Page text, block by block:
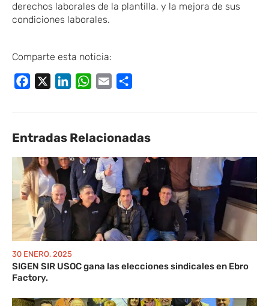
derechos laborales de ​ la plantilla, y la mejora de sus
condiciones laborales.
Comparte esta noticia:
Facebook LinkedInWhatsApp
Email
Entradas Relacionadas
30 ENERO, 2025
SIGEN SIR USOC gana las elecciones sindicales en Ebro
Factory.